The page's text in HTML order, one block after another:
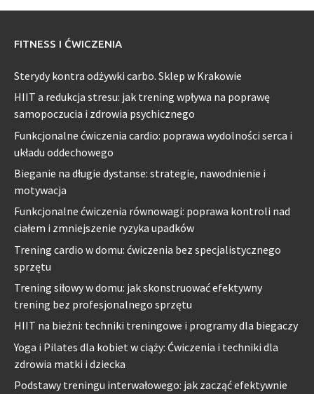
FITNESS I ĆWICZENIA
Sterydy kontra odżywki carbo. Sklep w Krakowie
HIIT a redukcja stresu: jak trening wpływa na poprawę
samopoczucia i zdrowia psychicznego
Funkcjonalne ćwiczenia cardio: poprawa wydolności serca i
układu oddechowego
Bieganie na długie dystanse: strategie, nawodnienie i
motywacja
Funkcjonalne ćwiczenia równowagi: poprawa kontroli nad
ciałem i zmniejszenie ryzyka upadków
Trening cardio w domu: ćwiczenia bez specjalistycznego
sprzętu
Trening siłowy w domu: jak skonstruować efektywny
trening bez profesjonalnego sprzętu
HIIT na bieżni: techniki treningowe i programy dla biegaczy
Yoga i Pilates dla kobiet w ciąży: Ćwiczenia i techniki dla
zdrowia matki i dziecka
Podstawy treningu interwałowego: jak zacząć efektywnie